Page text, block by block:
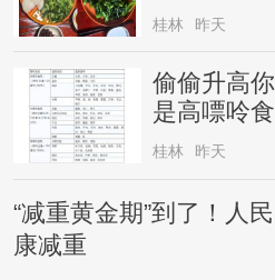
桂林 昨天
偷偷升高
是高嘌呤
桂林 昨天
“减重黄金期”到了！人
康减重